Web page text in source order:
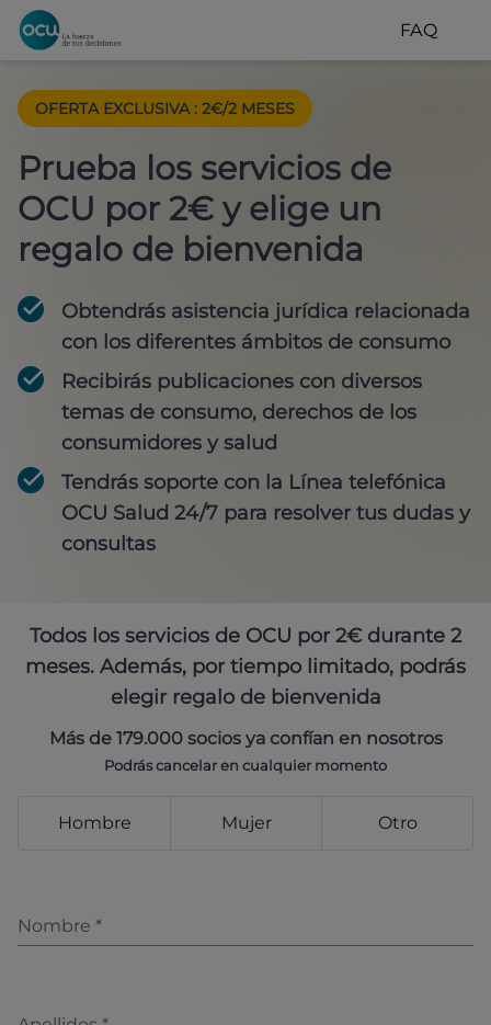
FAQ
OFERTA EXCLUSIVA : 2€/2 MESES
Prueba los servicios de
OCU por 2€ y elige un
regalo de bienvenida
Obtendrás asistencia jurídica relacionada
con los diferentes ámbitos de consumo
Recibirás publicaciones con diversos
temas de consumo, derechos de los
consumidores y salud
Tendrás soporte con la Línea telefónica
OCU Salud 24/7 para resolver tus dudas y
consultas
Todos los servicios de OCU por 2€ durante 2
meses. Además, por tiempo limitado, podrás
elegir regalo de bienvenida
Más de 179.000 socios ya confían en nosotros
Podrás cancelar en cualquier momento
Hombre Mujer Otro
Nombre *